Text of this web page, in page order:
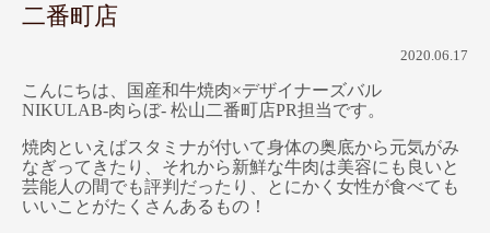
二番町店
2020.06.17
こんにちは、国産和牛焼肉×デザイナーズバル
NIKULAB-肉らぼ- 松山二番町店PR担当です。
焼肉といえばスタミナが付いて身体の奥底から元気がみ
なぎってきたり、それから新鮮な牛肉は美容にも良いと
芸能人の間でも評判だったり、とにかく女性が食べても
いいことがたくさんあるもの！